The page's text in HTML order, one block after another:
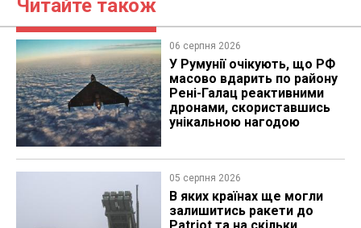
Читайте також
06 серпня 2026
У Румунії очікують, що РФ
масово вдарить по району
Рені-Галац реактивними
дронами, скориставшись
унікальною нагодою
05 серпня 2026
В яких країнах ще могли
залишитись ракети до